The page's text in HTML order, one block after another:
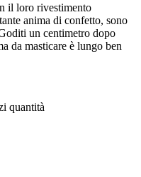
il loro rivestimento
anima di confetto, sono
un centimetro dopo
da masticare è lungo ben
quantità